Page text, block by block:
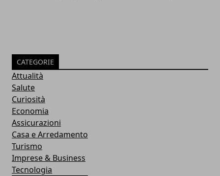
CATEGORIE
Attualità
Salute
Curiosità
Economia
Assicurazioni
Casa e Arredamento
Turismo
Imprese & Business
Tecnologia